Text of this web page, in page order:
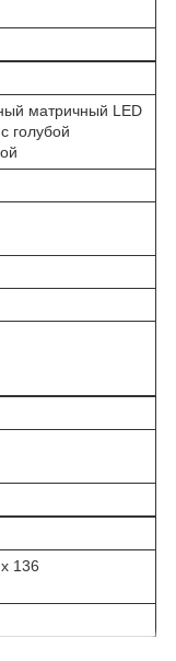
матричный LED
голубой
136